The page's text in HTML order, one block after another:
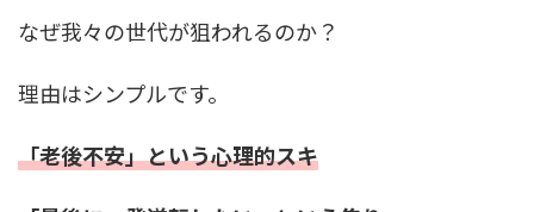
なぜ我々の世代が狙われるのか？
理由はシンプルです。
「老後不安」という心理的スキ